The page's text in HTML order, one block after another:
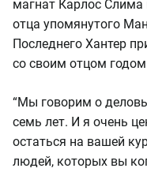
магнат Карлос
отца упомянутого
Последнего Хантер
со своим отцом
“Мы говорим о
семь лет. И я очень
остаться на вашей
людей, которых вы